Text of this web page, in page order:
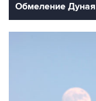
Обмеление Дуная